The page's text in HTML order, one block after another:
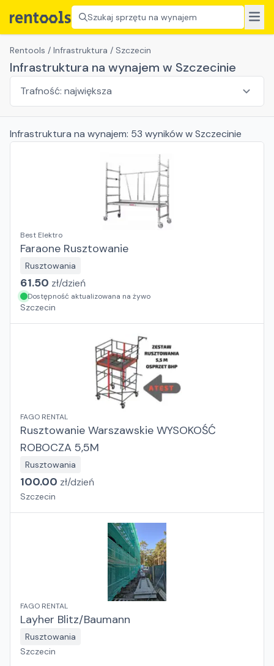
Szukaj sprzętu na wynajem
Rentools / Infrastruktura / Szczecin
Infrastruktura na wynajem w Szczecinie
Infrastruktura na wynajem: 53 wynikóww Szczecinie
Best Elektro
Faraone Rusztowanie
Rusztowania
61.50 zł/dzień
Dostępność aktualizowana na żywo
Szczecin
FAGO RENTAL
Rusztowanie Warszawskie WYSOKOŚĆ
ROBOCZA 5,5M
Rusztowania
100.00 zł/dzień
Szczecin
FAGO RENTAL
Layher Blitz/Baumann
Rusztowania
Szczecin